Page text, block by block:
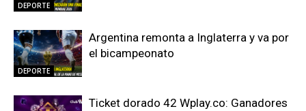
DEPORTE
DEPORTE
Argentina remonta a Inglaterra y va por
el bicampeonato
Ticket dorado 42 Wplay.co: Ganadores